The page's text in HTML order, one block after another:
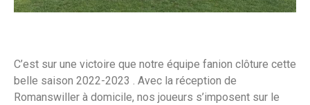
C’est sur une victoire que notre équipe fanion clôture cette
belle saison 2022-2023 . Avec la réception de
Romanswiller à domicile, nos joueurs s’imposent sur le